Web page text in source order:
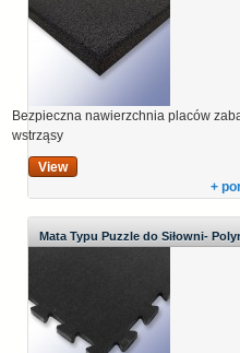
Bezpieczna nawierzchnia placów
wstrząsy
View
+
Mata Typu Puzzle do Siłowni-